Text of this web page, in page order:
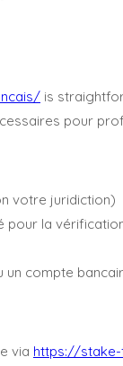
is
pour
votre juridiction)
pour la
compte
via https://